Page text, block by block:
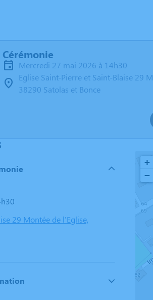
Cérémonie
mercredi 27 mai 2026 à 14h30
Eglise Saint-Pierre et Saint-Blaise 29
38290 Satolas et Bonce
29 Montée de l'Eglise,
+
−